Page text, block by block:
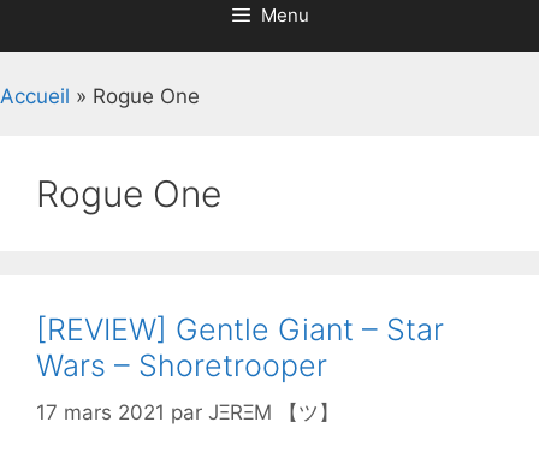
Menu
Accueil » Rogue One
Rogue One
[REVIEW] Gentle Giant – Star
Wars – Shoretrooper
17 mars 2021 par JΞRΞM 【ツ】